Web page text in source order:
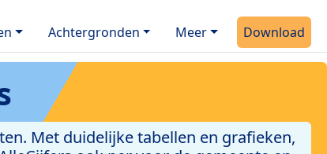
Achtergronden Meer Download
Met duidelijke tabellen en grafieken,